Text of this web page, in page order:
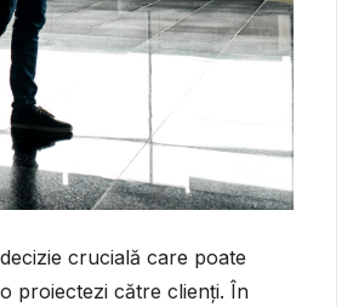
crucială care poate
proiectezi către clienți. În